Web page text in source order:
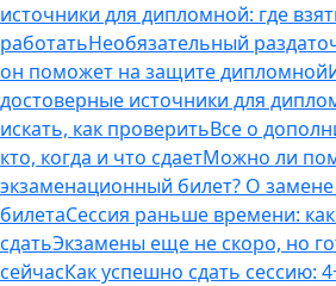
источники для дипломной: где
работатьНеобязательный
он поможет на защите дипломной
достоверные источники для
искать, как проверитьВсе о
кто, когда и что сдаетМожно ли
экзаменационный билет? О
билетаСессия раньше времени:
сдатьЭкзамены еще не скоро, но
сейчасКак успешно сдать сессию: